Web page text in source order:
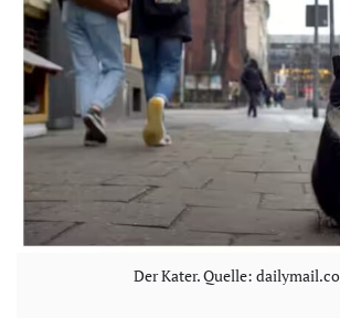
Der Kater. Quelle: